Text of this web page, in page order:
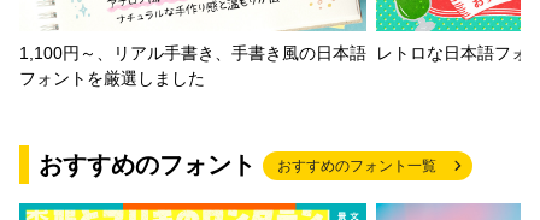
1,100円～、リアル手書き、手書き風の日本語
フォントを厳選しました
レトロな日本語フォ
おすすめのフォント おすすめのフォント一覧